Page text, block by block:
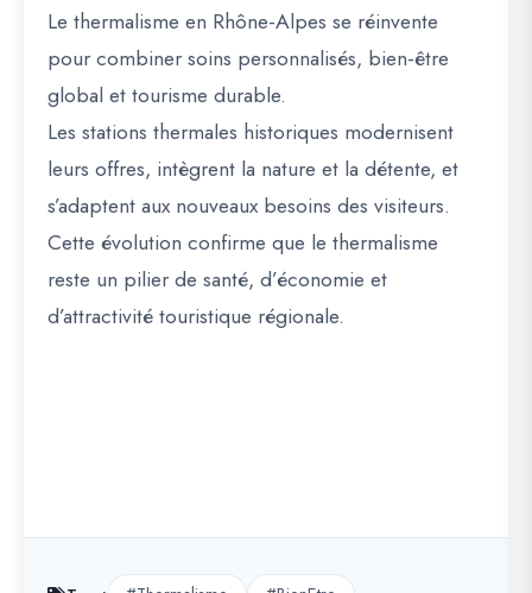
Le thermalisme en Rhône-Alpes se réinvente
pour combinersoins personnalisés, bien-être
global et tourisme durable.
Les stations thermales historiques modernisent
leurs offres, intègrent la nature et la détente, et
s’adaptent aux nouveaux besoins des visiteurs.
Cette évolution confirme que le thermalisme
reste un pilier de santé, d’économie et
d’attractivité touristique régionale.